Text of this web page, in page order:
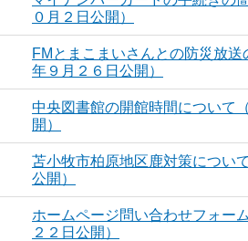
０月２日公開）
FMとまこまいさんとの防災放送
年９月２６日公開）
中央図書館の開館時間について
開）
苫小牧市柏原地区鹿対策につい
公開）
ホームページ問い合わせフォー
２２日公開）